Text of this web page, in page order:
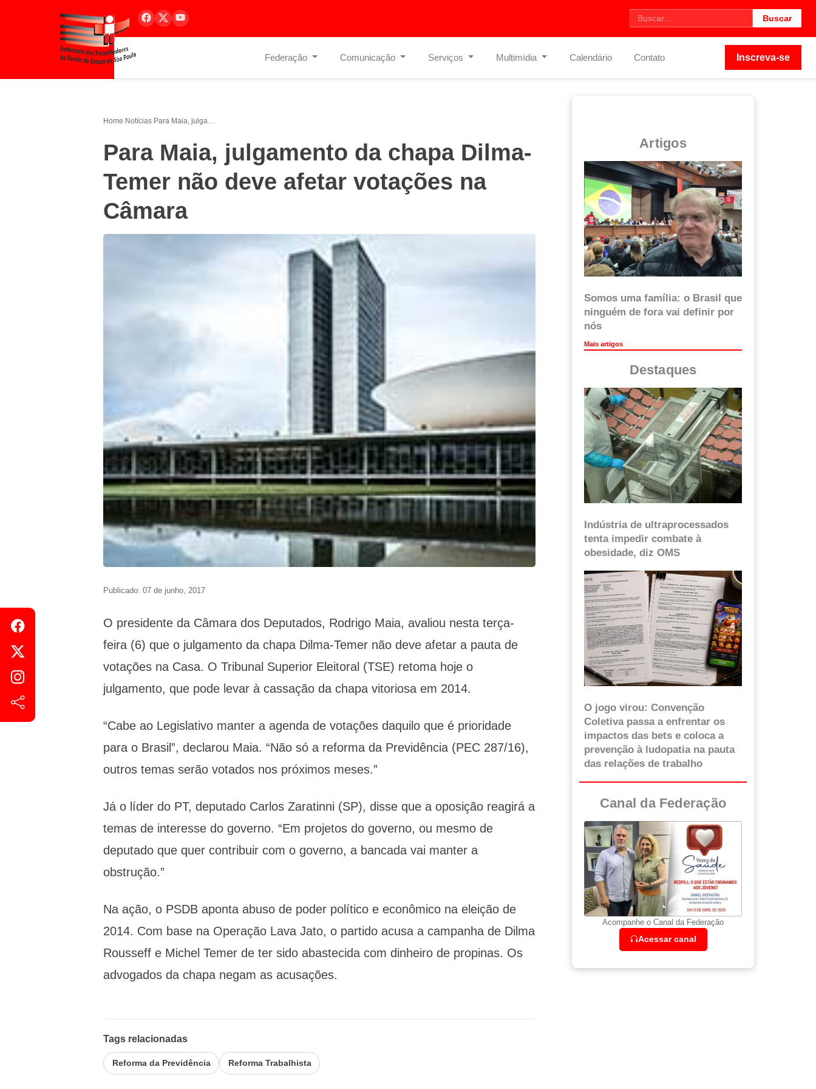
Buscar
Federação Comunicação Serviços Multimídia Calendário Contato Inscreva-se
Home/Notícias/ Para Maia, julgamento da chapa Dilma-Temer não deve afetar votações na Câmara
Para Maia, julgamento da chapa Dilma-
Temer não deve afetar votações na
Câmara
Publicado: 07 de junho, 2017
O presidente da Câmara dos Deputados, Rodrigo Maia, avaliou nesta terça-
feira (6) que o julgamento da chapa Dilma-Temer não deve afetar a pauta de
votações na Casa. O Tribunal Superior Eleitoral (TSE) retoma hoje o
julgamento, que pode levar à cassação da chapa vitoriosa em 2014.
“Cabe ao Legislativo manter a agenda de votações daquilo que é prioridade
para o Brasil”, declarou Maia. “Não só a reforma da Previdência (PEC 287/16),
outros temas serão votados nos próximos meses.”
Já o líder do PT, deputado Carlos Zaratinni (SP), disse que a oposição reagirá a
temas de interesse do governo. “Em projetos do governo, ou mesmo de
deputado que quer contribuir com o governo, a bancada vai manter a
obstrução.”
Na ação, o PSDB aponta abuso de poder político e econômico na eleição de
2014. Com base na Operação Lava Jato, o partido acusa a campanha de Dilma
Rousseff e Michel Temer de ter sido abastecida com dinheiro de propinas. Os
advogados da chapa negam as acusações.
Tags relacionadas
Reforma da Previdência Reforma Trabalhista
Artigos
Somos uma família: o Brasil que
ninguém de fora vai definir por
nós
Mais artigos
Destaques
Indústria de ultraprocessados
tenta impedir combate à
obesidade, diz OMS
O jogo virou: Convenção
Coletiva passa a enfrentar os
impactos das bets e coloca a
prevenção à ludopatia na pauta
das relações de trabalho
Canal da Federação
Acompanhe o Canal da Federação
Acessar canal